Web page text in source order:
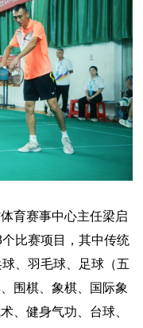
育赛事中心主任梁启
比赛项目，其中传统
、羽毛球、足球（五
围棋、象棋、国际象
、健身气功、台球、